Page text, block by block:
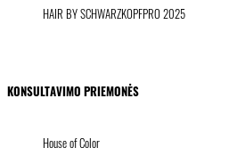
HAIR BY SCHWARZKOPFPRO 2025
KONSULTAVIMO PRIEMONĖS
House of Color